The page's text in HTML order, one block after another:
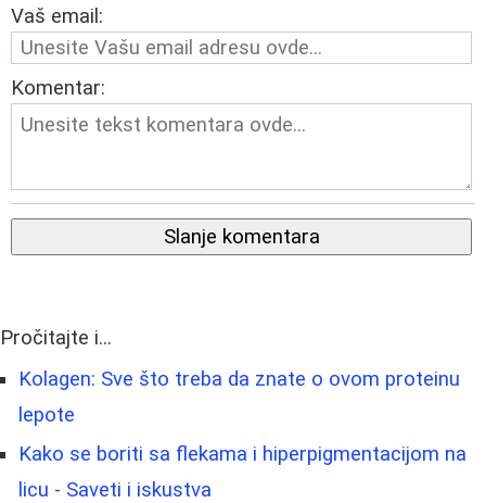
Vaš email:
Komentar:
Slanje komentara
Pročitajte i...
Kolagen: Sve što treba da znate o ovom proteinu
lepote
Kako se boriti sa flekama i hiperpigmentacijom na
licu - Saveti i iskustva